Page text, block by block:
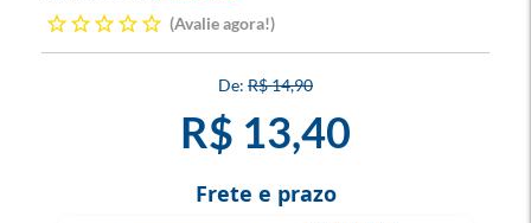
Avalie agora!
R$ 14,90
R$ 13,40
Frete e prazo